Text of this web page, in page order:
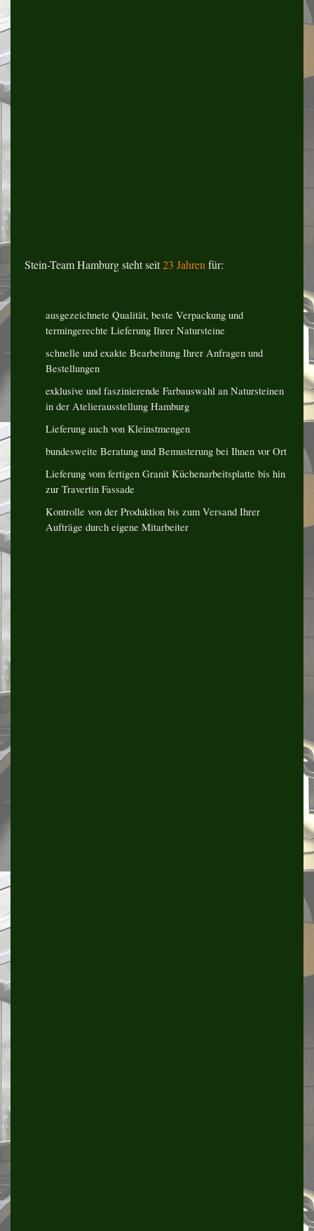
Stein-Team Hamburg steht seit23 Jahren für:
ausgezeichnete Qualität, beste Verpackung und
termingerechte Lieferung Ihrer Natursteine
schnelle und exakte Bearbeitung Ihrer Anfragen und
Bestellungen
exklusive und faszinierende Farbauswahl an Natursteinen
in der Atelierausstellung Hamburg
Lieferung auch von Kleinstmengen
bundesweite Beratung und Bemusterung bei Ihnen vor Ort
Lieferung vom fertigen Granit Küchenarbeitsplatte bis hin
zur Travertin Fassade
Kontrolle von der Produktion bis zum Versand Ihrer
Aufträge durch eigene Mitarbeiter